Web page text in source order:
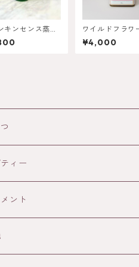
キンセンス蒸留
ワイルドフラワ
Wildflower
¥4,000
IN THE GARDEN
ィー
ント